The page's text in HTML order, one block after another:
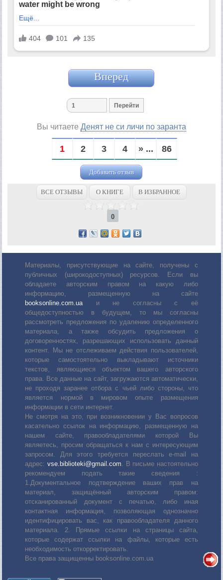
Вперед
Вы читаете Денят не си личи по заранта
1 2 3 4 » ... 86
Добавить отзыв
ВСЕ ОТЗЫВЫ О КНИГЕ В ИЗБРАННОЕ
0
Материалы, присутствующие на сайте, получены с
публичных (широкодоступных) ресурсов. Если вы
обладаете авторским правом на какую либо
информацию, размещенную на сайте
booksonline.com.uaи не согласны с её
общедоступностью в будущем, то мы согласны
рассмотреть предложения по удалению определенного
материала, а также обсудить предложения о
договоренностях, разрешающих использовать данный
контент. Мы не отслеживаем действия пользователей,
которые самостоятельно выкладывают источники
текстов, являющиеся объектом вашего авторского
права. Все данные на сайт, загружаются автоматически,
не проходя заранее отбора с чьей либо стороны, что
является нормой в мировом опыте размещения
информации в сети интернет.
Не смотря на это, при возникновении у Вас вопросов
касательно ссылок на информацию, размещенную на
нашем сайте, правообладателями которой Вы
являетесь, просим обращаться к нам с интересующим
запросом. Для этого требуется переслать е-mail на
адрес: vse.biblioteki@gmail.com. В письме настоятельно
рекомендуем подать такие сведения :
1.Документальное подтверждение ваших прав на
материал, защищённый авторским правом:
отсканированный документ с печатью, либо иная
контактная информация, позволяющая однозначно
идентифицировать вас, как правообладателя данного
материала. 2. Прямые ссылки на страницы сайта,
которые содержат ссылки на файлы, которые есть
необходимость откорректировать.
Все права защищенны booksonline.com.ua